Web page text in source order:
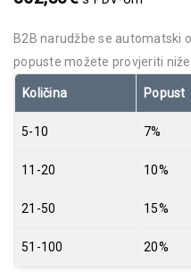
B2B narudžbe se automatski
popuste možete provjeriti niže
Količina Popust
5-10 7%
11-20 10%
21-50 15%
51-100 20%